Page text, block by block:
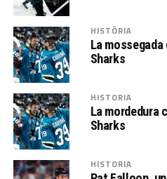
HISTÒRIA
La
Sharks
HISTORIA
La mordedura
Sharks
HISTORIA